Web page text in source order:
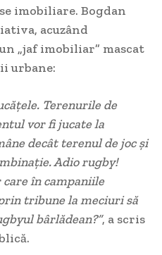
imobiliare. Bogdan
acuzând
„jaf imobiliar” mascat
urbane:
Terenurile de
vor fi jucate la
decât terenul de joc și
Adio rugby!
în campaniile
tribune la meciuri să
bârlădean?”, a scris